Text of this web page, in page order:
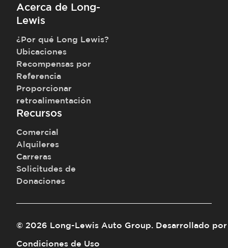
Acerca de Long-
Lewis
¿Por qué Long Lewis?
Ubicaciones
Recompensas por
Referencia
Proporcionar
retroalimentación
Recursos
Comercial
Alquileres
Carreras
Solicitudes de
Donaciones
© 2026 Long-Lewis Auto Group. Desarrollado por
Condiciones de Uso